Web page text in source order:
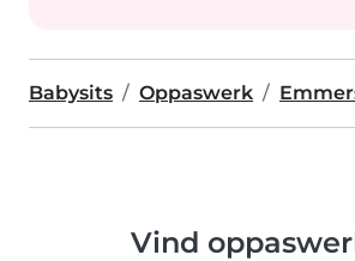
Babysits Oppaswerk
Vind